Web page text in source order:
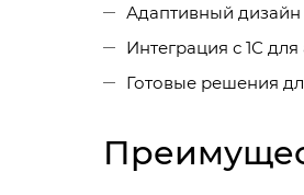
Адаптивный дизайн
Интеграция с 1С
Готовые решения